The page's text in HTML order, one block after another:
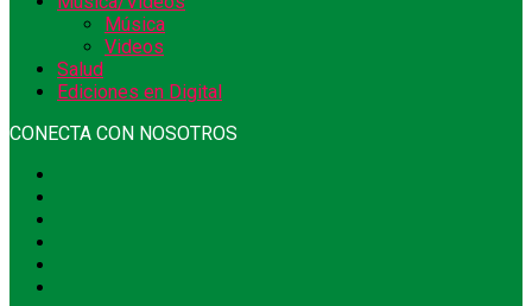
Música
Videos
Salud
Ediciones en Digital
CONECTA CON NOSOTROS